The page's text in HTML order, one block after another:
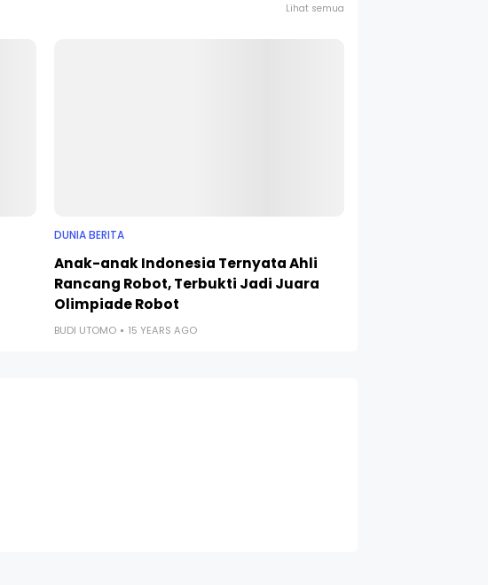
Lihat semua
DUNIA BERITA
Anak-anak Indonesia Ternyata Ahli
Rancang Robot, Terbukti Jadi Juara
Olimpiade Robot
BUDI UTOMO 15 YEARS AGO